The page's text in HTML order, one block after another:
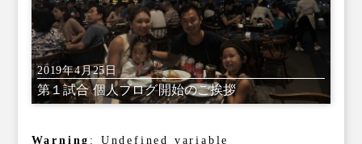
2019年4月25日
第１試合 個人ブログ開始のご挨拶
Warning : Undefined variable